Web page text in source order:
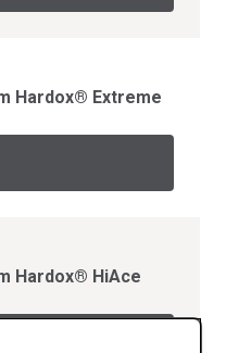
Hardox® Extreme
Hardox® HiAce